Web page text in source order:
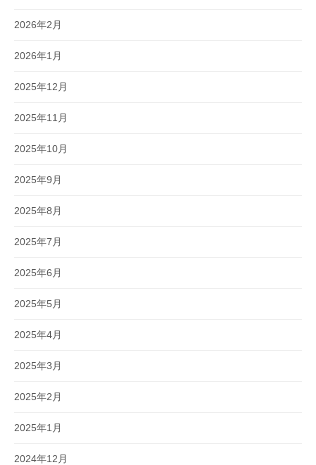
2026年2月
2026年1月
2025年12月
2025年11月
2025年10月
2025年9月
2025年8月
2025年7月
2025年6月
2025年5月
2025年4月
2025年3月
2025年2月
2025年1月
2024年12月